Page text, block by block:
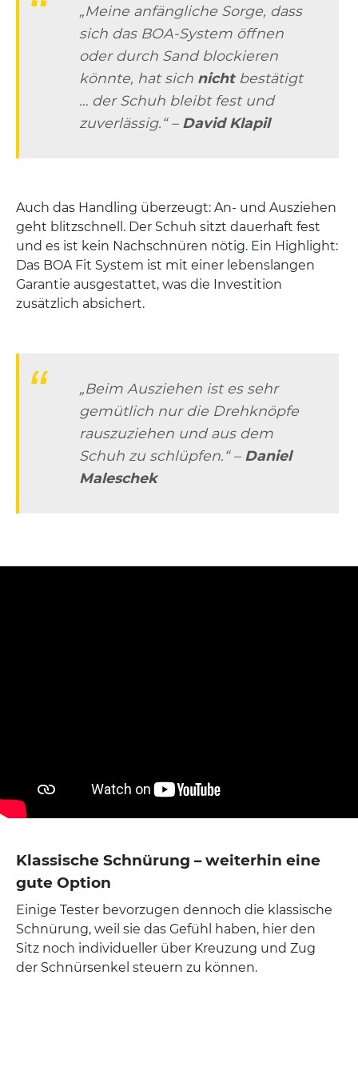
„Meine anfängliche Sorge, dass
sich das BOA-System öffnen
oder durch Sand blockieren
könnte, hat sich nichtbestätigt
… der Schuh bleibt fest und
zuverlässig.“ – David Klapil
Auch das Handling überzeugt: An- und Ausziehen
geht blitzschnell. Der Schuh sitzt dauerhaft fest
und es ist kein Nachschnüren nötig. Ein Highlight:
Das BOA Fit System ist mit einer lebenslangen
Garantie ausgestattet, was die Investition
zusätzlich absichert.
„Beim Ausziehen ist es sehr
gemütlich nur die Drehknöpfe
rauszuziehen und aus dem
Schuh zu schlüpfen.“ – Daniel
Maleschek
Klassische Schnürung – weiterhin eine
gute Option
Einige Tester bevorzugen dennoch die klassische
Schnürung, weil sie das Gefühl haben, hier den
Sitz noch individueller über Kreuzung und Zug
der Schnürsenkel steuern zu können.